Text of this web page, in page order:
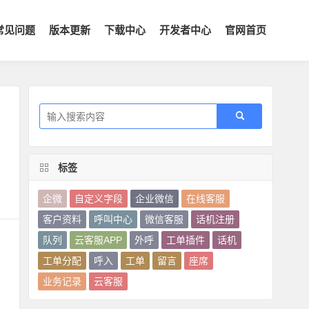
见问题 版本更新 下载中心 开发者中心 官网首页
标签
企微 自定义字段 企业微信
在线客服
客户资料
呼叫中心 微信客服
话机注册
队列
云客服APP 外呼 工单插件
话机
工单分配
呼入 工单 留言
座席
业务记录
云客服